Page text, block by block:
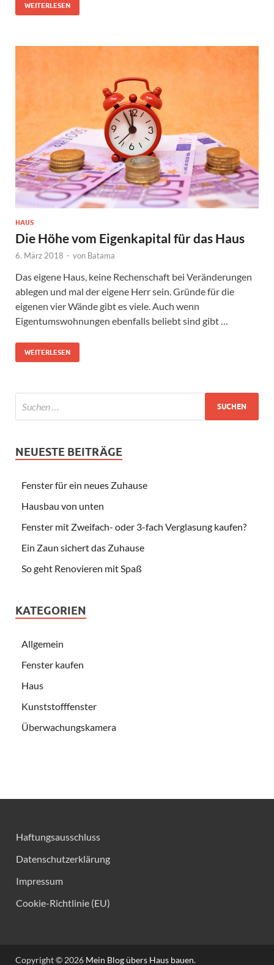
WEITERLESEN
HAUS
Die Höhe vom Eigenkapital für das Haus
6. März 2018 - von Batama
Das eigene Haus, keine Rechenschaft bei Veränderungen
ablegen und mal der eigene Herr sein. Gründe für die
eigenen vier Wände gibt es viele. Auch wenn
Eigentumswohnungen ebenfalls beliebt sind gibt …
WEITERLESEN
NEUESTE BEITRÄGE
Fenster für ein neues Zuhause
Hausbau von unten
Fenster mit Zweifach- oder 3-fach Verglasung kaufen?
Ein Zaun sichert das Zuhause
So geht Renovieren mit Spaß
KATEGORIEN
Allgemein
Fenster kaufen
Haus
Kunststofffenster
Überwachungskamera
Haftungsausschluss
Datenschutzerklärung
Impressum
Cookie-Richtlinie (EU)
Copyright © 2026 Mein Blog übers Haus bauen.